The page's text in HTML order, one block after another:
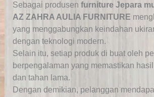
Sebagai produsen furniture Jepara
AZ ZAHRA AULIA FURNITURE
yang menggabungkan keindahan
dengan teknologi modern.
Selain itu, setiap produk di buat oleh
berpengalaman yang memastikan
dan tahan lama.
Dengan demikian, pelanggan